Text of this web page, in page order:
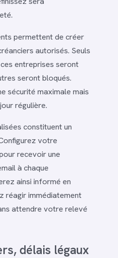
permettent de créer
autorisés. Seuls
entreprises seront
seront bloqués.
sécurité maximale mais
régulière.
constituent un
votre
recevoir une
à chaque
ainsi informé en
réagir immédiatement
attendre votre relevé
délais légaux